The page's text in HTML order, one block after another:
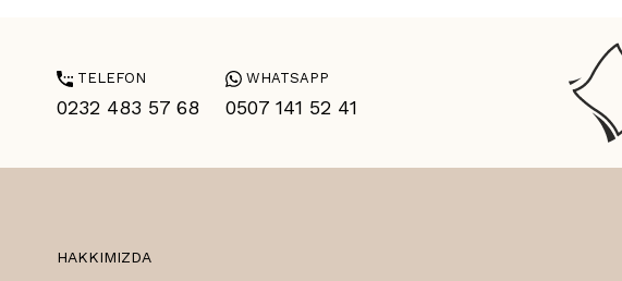
TELEFON
0232 483 57 68
WHATSAPP
0507 141 52 41
HAKKIMIZDA